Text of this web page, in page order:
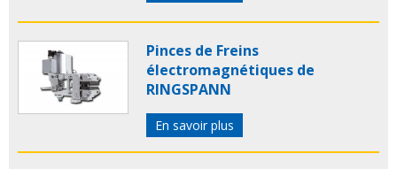
Pinces de Freins
électromagnétiques de
RINGSPANN
En savoir plus